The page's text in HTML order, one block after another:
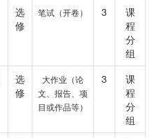
选
修
笔试（开卷） 3
课
程
分
组
选
修
大作业（论
文、报告、项
目或作品等）
3
课
程
分
组